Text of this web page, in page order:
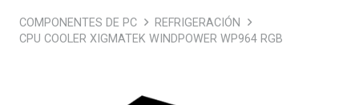
COMPONENTES DE PC
REFRIGERACIÓN
CPU COOLER XIGMATEK WINDPOWER WP964 RGB